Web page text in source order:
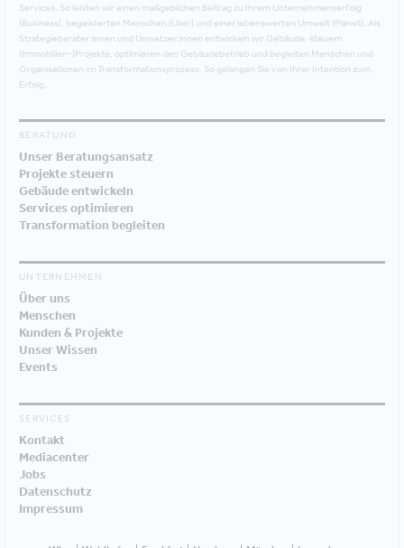
Services. So leisten wir einen maßgeblichen Beitrag zu Ihrem Unternehmenserfolg
(Business), begeisterten Menschen (User) und einer lebenswerten Umwelt (Planet). Als
Strategieberater:innen und Umsetzer:innen entwickeln wir Gebäude, steuern
(Immobilien-)Projekte, optimieren den Gebäudebetrieb und begleiten Menschen und
Organisationen im Transformationsprozess. So gelangen Sie von Ihrer Intention zum
Erfolg.
BERATUNG
Unser Beratungsansatz
Projekte steuern
Gebäude entwickeln
Services optimieren
Transformation begleiten
UNTERNEHMEN
Über uns
Menschen
Kunden & Projekte
Unser Wissen
Events
SERVICES
Kontakt
Mediacenter
Jobs
Datenschutz
Impressum